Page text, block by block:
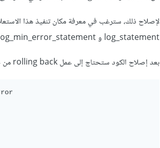
لإصلاح ذلك، سترغب في معرفة مكان تنفيذ هذا
log_statement و log_min_error_statement في خادم postgresql، لمعرفة الإستعلامات التي يتم تنفيذها.
بعد إصلاح الكود ستحتاج إلى عمل rolling back من خلال الكود التالي: